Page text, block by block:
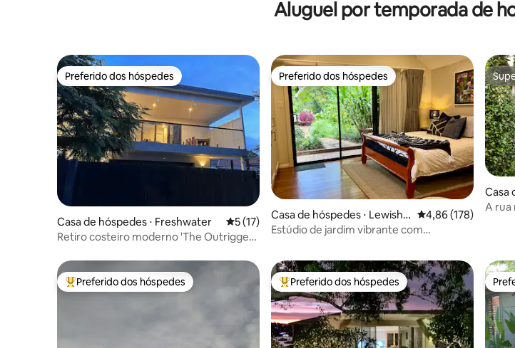
Estacionamento gratuito. Café da manhã
incluído
Aluguel por temporada de
Preferido dos hóspedes
Preferido dos hóspedes
Casa de hóspedes ⋅ Freshwater 5 de uma avaliação média de 5, 17 avaliações
5 (17)
Retiro costeiro moderno 'The Outrigger'
Preferido dos hóspedes
Preferido dos hóspedes
Casa de hóspedes ⋅ Lewisha
m
4,86 de uma
4,86 (178)
Estúdio de jardim vibrante com
Casa
ville
A rua
Entre os melhores preferidos dos hóspedes
Preferido dos hóspedes Entre os melhores preferidos dos hóspedes
Preferido dos hóspedes